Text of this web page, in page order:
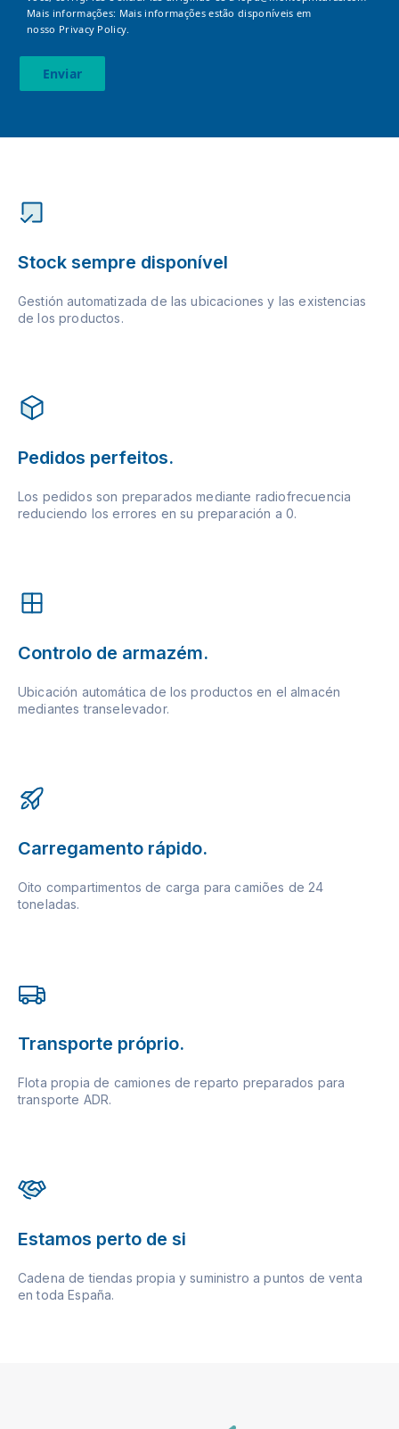
Mais informações: Mais informações estão disponíveis em
nosso Privacy Policy.
Enviar
Stock sempre disponível
Gestión automatizada de las ubicaciones y las existencias
de los productos.
Pedidos perfeitos.
Los pedidos son preparados mediante radiofrecuencia
reduciendo los errores en su preparación a 0.
Controlo de armazém.
Ubicación automática de los productos en el almacén
mediantes transelevador.
Carregamento rápido.
Oito compartimentos de carga para camiões de 24
toneladas.
Transporte próprio.
Flota propia de camiones de reparto preparados para
transporte ADR.
Estamos perto de si
Cadena de tiendas propia y suministro a puntos de venta
en toda España.